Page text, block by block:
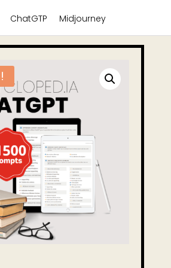
ChatGTP
Midjourney